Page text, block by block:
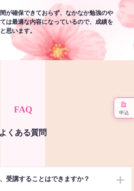
が確保できておらず、なかなか勉強のや
は最適な内容になっているので、成績を
思います。
FAQ
よくある質問
受講することはできますか？
申込